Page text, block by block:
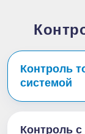
Контроль
системой
Контроль